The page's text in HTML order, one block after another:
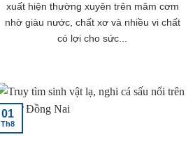
xuất hiện thường xuyên trên mâm cơm
nhờ giàu nước, chất xơ và nhiều vi chất
có lợi cho sức...
01
Th8